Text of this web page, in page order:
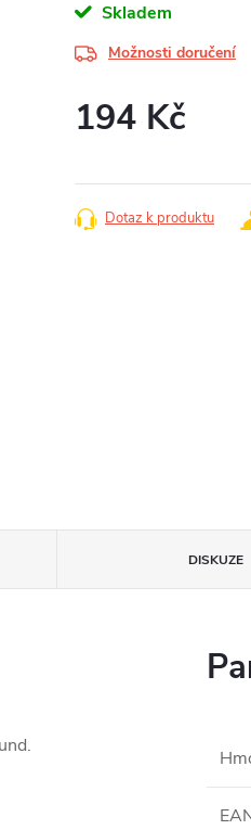
Skladem
Možnosti doručení
194 Kč
Dotaz k produktu
DISKUZE